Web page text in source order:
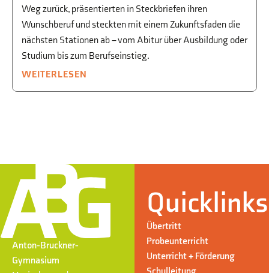
Weg zurück, präsentierten in Steckbriefen ihren
Wunschberuf und steckten mit einem Zukunftsfaden die
nächsten Stationen ab – vom Abitur über Ausbildung oder
Studium bis zum Berufseinstieg.
WEITERLESEN
Anton-Bruckner-
Gymnasium
Quicklinks
Übertritt
Probeunterricht
Unterricht + Förderung